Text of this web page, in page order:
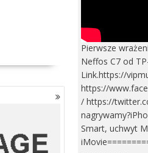
Pierwsze
Neffos C7 od
Link.https://
https://
/ https://
Smart, uchwyt